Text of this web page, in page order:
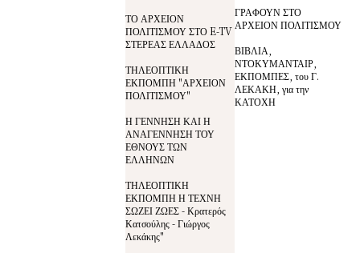
ΤΟ ΑΡΧΕΙΟΝ
ΠΟΛΙΤΙΣΜΟΥ ΣΤΟ E-TV
ΣΤΕΡΕΑΣ ΕΛΛΑΔΟΣ
ΤΗΛΕΟΠΤΙΚΗ
ΕΚΠΟΜΠΗ "ΑΡΧΕΙΟΝ
ΠΟΛΙΤΙΣΜΟΥ"
Η ΓΕΝΝΗΣΗ ΚΑΙ Η
ΑΝΑΓΕΝΝΗΣΗ ΤΟΥ
ΕΘΝΟΥΣ ΤΩΝ
ΕΛΛΗΝΩΝ
ΤΗΛΕΟΠΤΙΚΗ
ΕΚΠΟΜΠΗ Η ΤΕΧΝΗ
ΣΩΖΕΙ ΖΩΕΣ - Κρατερός
Κατσούλης - Γιώργος
Λεκάκης"
ΓΡΑΦΟΥΝ ΣΤΟ
ΑΡΧΕΙΟΝ ΠΟΛΙΤΙΣΜΟΥ
ΒΙΒΛΙΑ,
ΝΤΟΚΥΜΑΝΤΑΙΡ,
ΕΚΠΟΜΠΕΣ, του Γ.
ΛΕΚΑΚΗ, για την
ΚΑΤΟΧΗ